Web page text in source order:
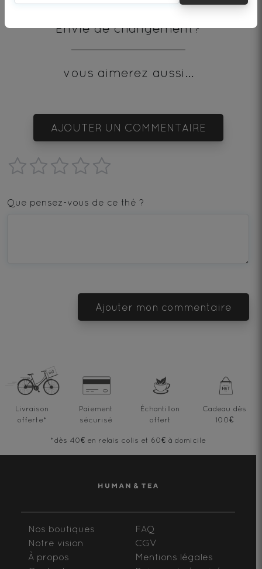
Envie de changement?
vous aimerez aussi...
AJOUTER UN COMMENTAIRE
star
—
—
stars
Que pensez-vous de ce thé ?
Ajouter mon commentaire
Livraison
offerte*
Paiement
sécurisé
Échantillon
offert
Cadeau dès
100€
*dès 40€ en relais colis et 60€ à domicile
Nos boutiques
Notre vision
À propos
FAQ
CGV
Mentions légales